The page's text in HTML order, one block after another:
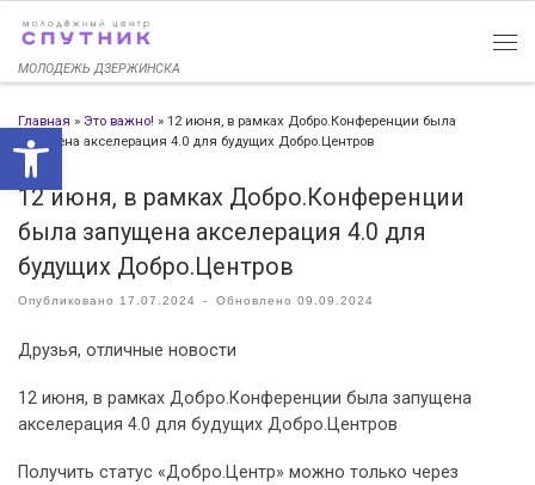
Открыть панель
Перейти к содержимому
МОЛОДЕЖЬ ДЗЕРЖИНСКА
Главная » Это важно! » 12 июня, в рамках Добро.Конференции была
запущена акселерация 4.0 для будущих Добро.Центров
12 июня, в рамках Добро.Конференции
была запущена акселерация 4.0 для
будущих Добро.Центров
Опубликовано 17.07.2024 - Обновлено 09.09.2024
Друзья, отличные новости
12 июня, в рамках Добро.Конференции была запущена
акселерация 4.0 для будущих Добро.Центров
Получить статус «Добро.Центр» можно только через